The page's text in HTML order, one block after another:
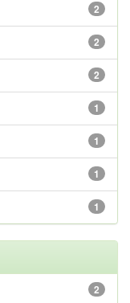
2
2
2
1
1
1
1
2